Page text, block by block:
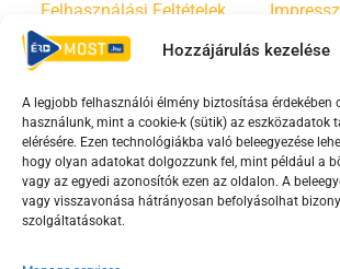
Hozzájárulás kezelése
A legjobb felhasználói élmény biztosítása érdekében
használunk, mint a cookie-k (sütik) az eszközadatok
elérésére. Ezen technológiákba való beleegyezése
hogy olyan adatokat dolgozzunk fel, mint például a
vagy az egyedi azonosítók ezen az oldalon. A
vagy visszavonása hátrányosan befolyásolhat
szolgáltatásokat.
Felhasználási Feltételek
Irányelvek Moderálási
F
a
c
e
Y
o
u
t
T
i
k